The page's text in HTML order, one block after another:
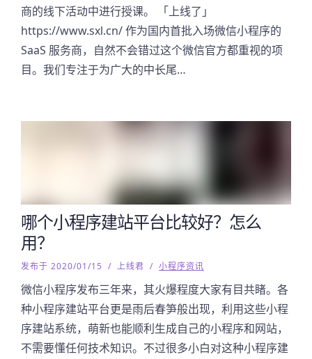
商的线下活动中进行授课。 「上线了」
https://www.sxl.cn/ 作为国内首批入场微信小程序的
SaaS 服务商，自然不会错过这个微信官方都重视的项
目。我们专注于为广大的中长尾…
哪个小程序建站平台比较好？怎么
用？
发布于 2020/01/15 / 上线君 / 小程序资讯
微信小程序发布三年来，其火爆程度大家有目共睹。各
种小程序建站平台更是雨后春笋般出现，利用这些小程
序建站系统，萌新也能顺利生成自己的小程序和网站，
不需要懂任何技术知识。不过很多小白对这种小程序建